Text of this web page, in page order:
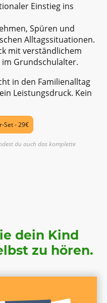
Einstieg ins
Spüren und
Alltagssituationen.
mit verständlichem
Grundschulalter.
in den Familienalltag
Leistungsdruck. Kein
Set - 29€
du auch das komplette
dein Kind
zu hören.